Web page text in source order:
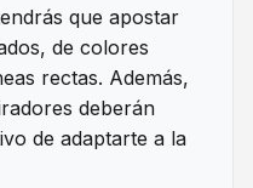
que apostar
de colores
rectas. Además,
deberán
de adaptarte a la